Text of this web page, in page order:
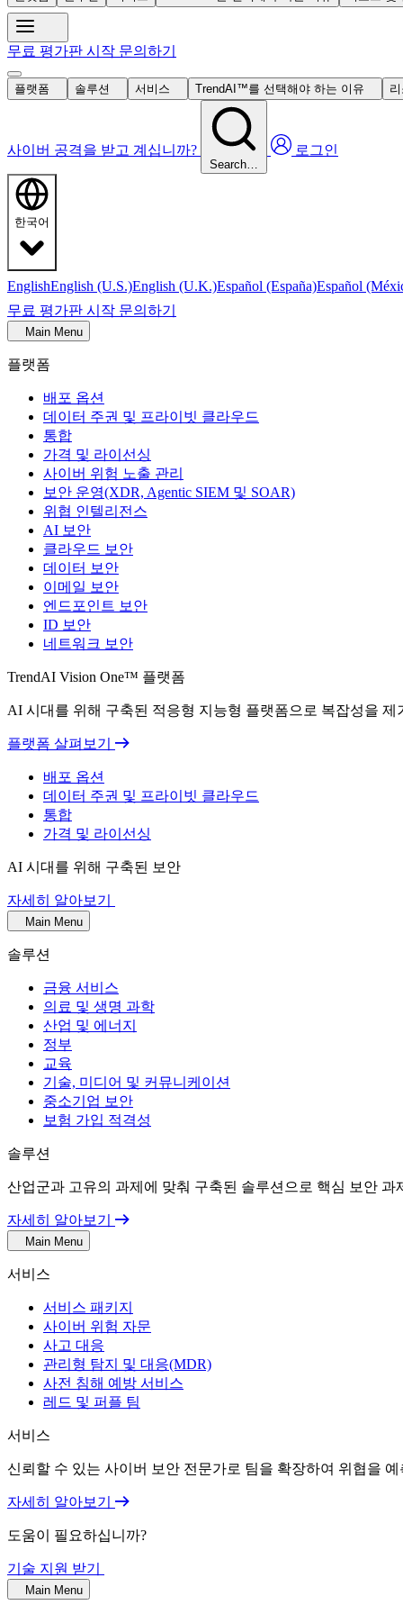
무료 평가판 시작 문의하기
플랫폼 솔루션 서비스 TrendAI™를 선택해야 하는 이유
사이버 공격을 받고 계십니까?
Search…
로그인
한국어
EnglishEnglish (U.S.)English (U.K.)Español (España)Español
무료 평가판 시작 문의하기
Main Menu
플랫폼
배포 옵션
데이터 주권 및 프라이빗 클라우드
통합
가격 및 라이선싱
사이버 위험 노출 관리
보안 운영(XDR, Agentic SIEM 및 SOAR)
위협 인텔리전스
AI 보안
클라우드 보안
데이터 보안
이메일 보안
엔드포인트 보안
ID 보안
네트워크 보안
TrendAI Vision One™ 플랫폼
AI 시대를 위해 구축된 적응형 지능형 플랫폼으로 복잡성을 제
플랫폼 살펴보기
배포 옵션
데이터 주권 및 프라이빗 클라우드
통합
가격 및 라이선싱
AI 시대를 위해 구축된 보안
자세히 알아보기
Main Menu
솔루션
금융 서비스
의료 및 생명 과학
산업 및 에너지
정부
교육
기술, 미디어 및 커뮤니케이션
중소기업 보안
보험 가입 적격성
솔루션
산업군과 고유의 과제에 맞춰 구축된 솔루션으로 핵심 보안 과
자세히 알아보기
Main Menu
서비스
서비스 패키지
사이버 위험 자문
사고 대응
관리형 탐지 및 대응(MDR)
사전 침해 예방 서비스
레드 및 퍼플 팀
서비스
신뢰할 수 있는 사이버 보안 전문가로 팀을 확장하여 위협을
자세히 알아보기
도움이 필요하십니까?
기술 지원 받기
Main Menu